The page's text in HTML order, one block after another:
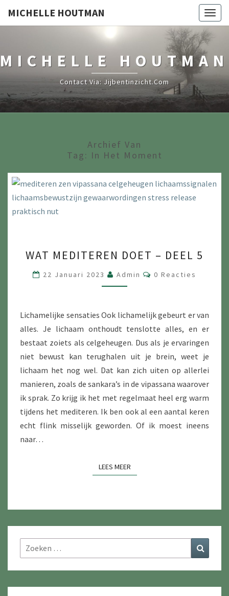
MICHELLE HOUTMAN
MICHELLE HOUTMAN
Contact Via: Jijbentinzicht.com
Archief Van
Tag: In Het Moment
MEDITEREN
DOET
–
5
WAT MEDITEREN DOET – DEEL 5
22 Januari 2023 Admin Reacties
0 Reacties
Lichamelijke sensaties Ook lichamelijk gebeurt er van
alles. Je lichaam onthoudt tenslotte alles, en er
bestaat zoiets als celgeheugen. Dus als je ervaringen
niet bewust kan terughalen uit je brein, weet je
lichaam het nog wel. Dat kan zich uiten op allerlei
manieren, zoals de sankara’s in de vipassana waarover
ik sprak. Zo krijg ik het met regelmaat heel erg warm
tijdens het mediteren. Ik ben ook al een aantal keren
echt flink misselijk geworden. Of ik moest ineens
naar…
LEES MEERLEES MEER
Zoeken
naar: